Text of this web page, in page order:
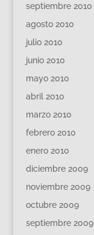
septiembre 2010
agosto 2010
julio 2010
junio 2010
mayo 2010
abril 2010
marzo 2010
febrero 2010
enero 2010
diciembre 2009
noviembre 2009
octubre 2009
septiembre 2009